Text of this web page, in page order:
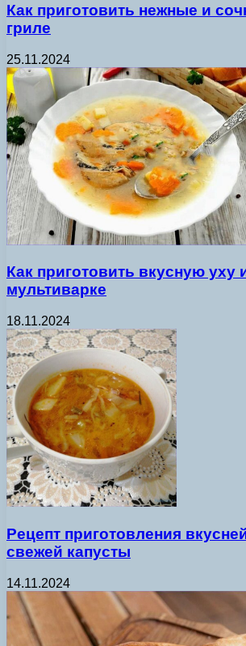
Как приготовить нежные и
гриле
25.11.2024
Как приготовить вкусную уху
мультиварке
18.11.2024
Рецепт приготовления
свежей капусты
14.11.2024